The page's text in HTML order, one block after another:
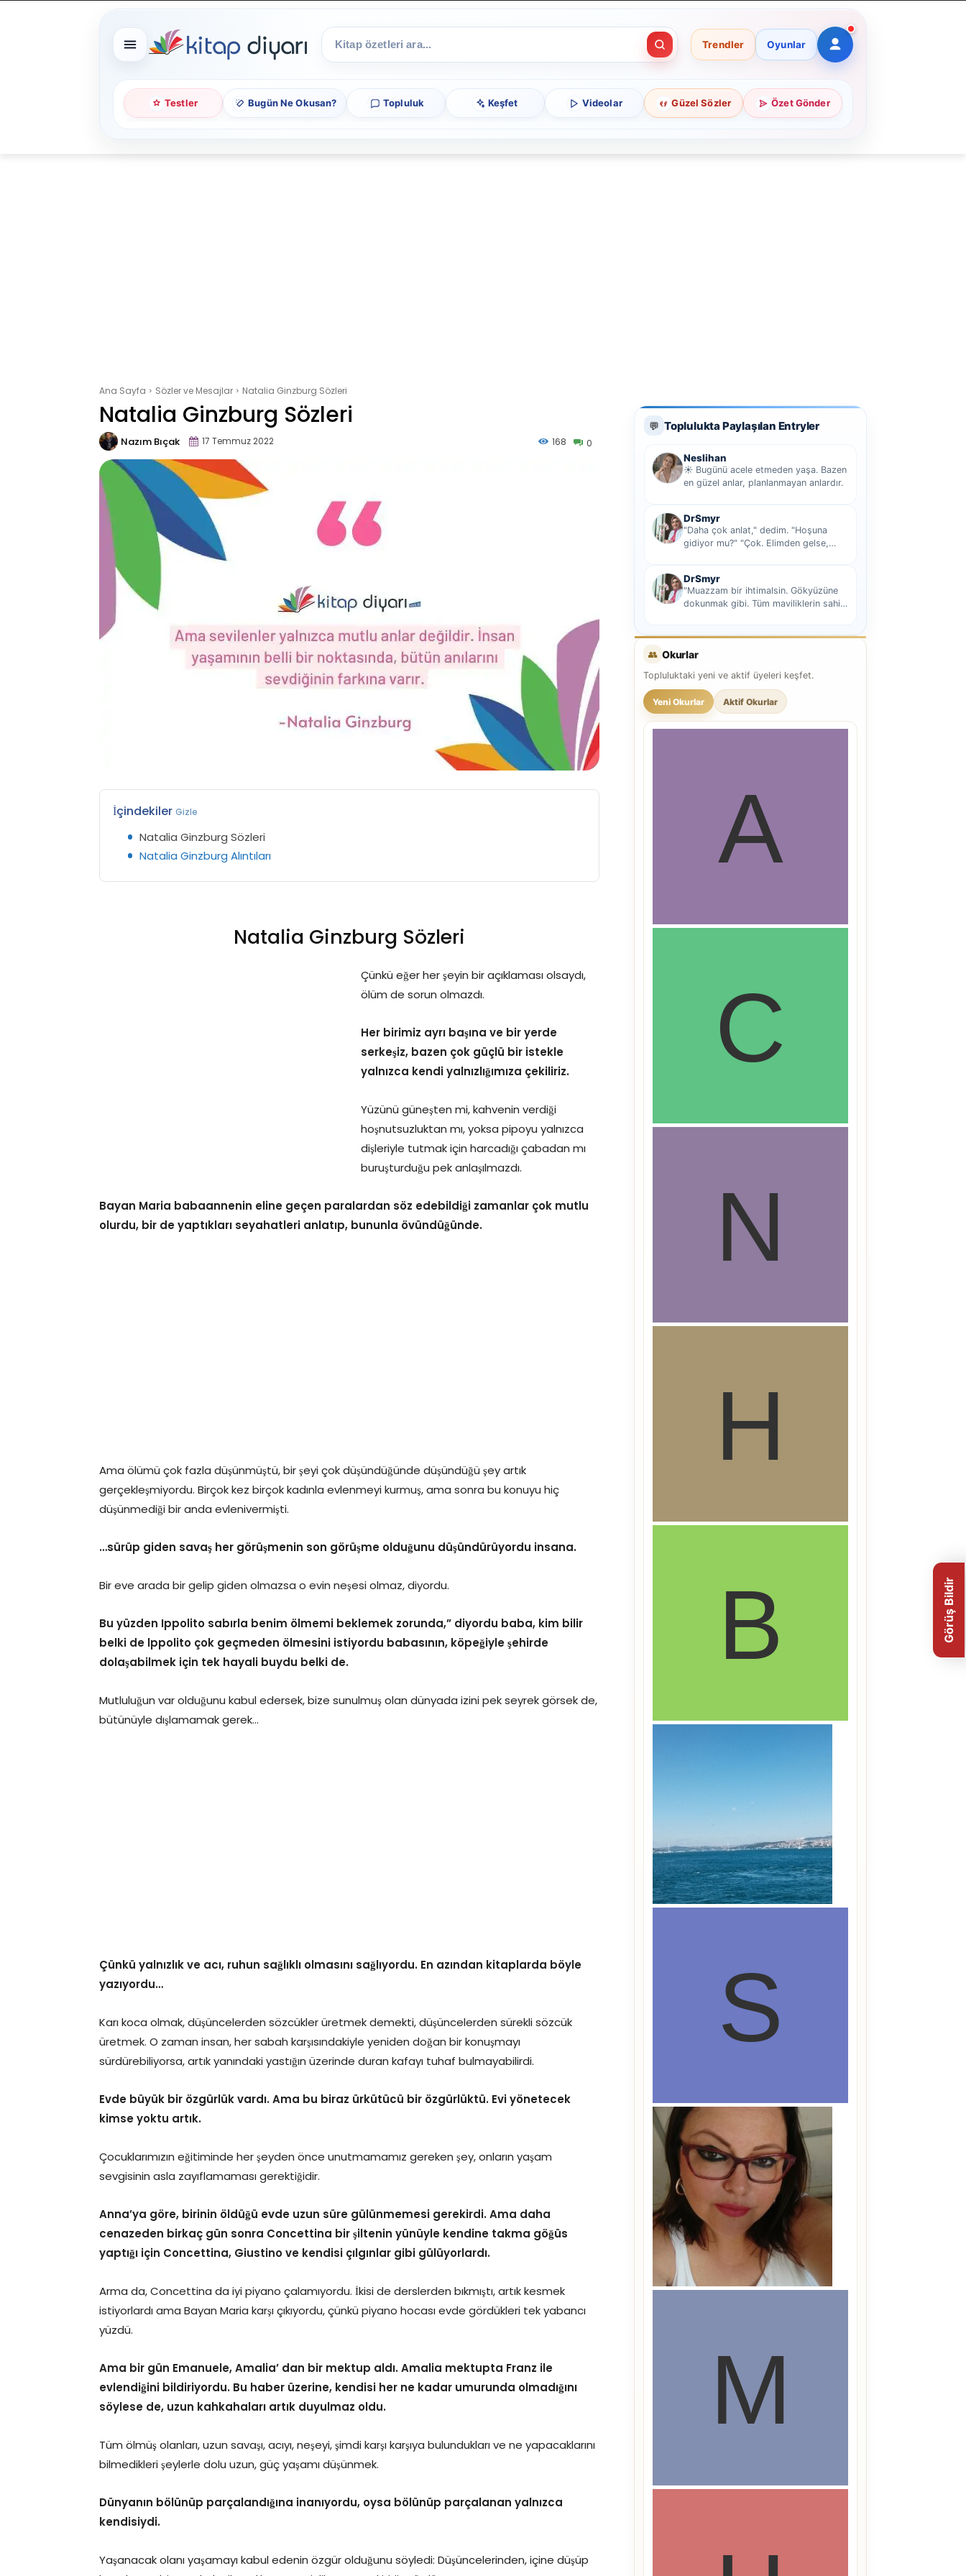
Trendler Oyunlar
Testler Bugün Ne Okusan? Topluluk Keşfet Videolar Güzel Sözler Özet Gönder
Ana Sayfa Sözler ve Mesajlar Natalia Ginzburg Sözleri
Natalia Ginzburg Sözleri
Nazım Bıçak 17 Temmuz 2022 0
168
İçindekiler Gizle
Natalia Ginzburg Sözleri
Natalia Ginzburg Alıntıları
Natalia Ginzburg Sözleri
Çünkü eğer her şeyin bir açıklaması olsaydı,
ölüm de sorun olmazdı.
Her birimiz ayrı başına ve bir yerde
serkeşiz, bazen çok güçlü bir istekle
yalnızca kendi yalnızlığımıza çekiliriz.
Yüzünü güneşten mi, kahvenin verdiği
hoşnutsuzluktan mı, yoksa pipoyu yalnızca
dişleriyle tutmak için harcadığı çabadan mı
buruşturduğu pek anlaşılmazdı.
Bayan Maria babaannenin eline geçen paralardan söz edebildiği zamanlar çok mutlu
olurdu, bir de yaptıkları seyahatleri anlatıp, bununla övündüğünde.
Ama ölümü çok fazla düşünmüştü, bir şeyi çok düşündüğünde düşündüğü şey artık
gerçekleşmiyordu. Birçok kez birçok kadınla evlenmeyi kurmuş, ama sonra bu konuyu hiç
düşünmediği bir anda evlenivermişti.
…sürüp giden savaş her görüşmenin son görüşme olduğunu düşündürüyordu insana.
Bir eve arada bir gelip giden olmazsa o evin neşesi olmaz, diyordu.
Bu yüzden Ippolito sabırla benim ölmemi beklemek zorunda,” diyordu baba, kim bilir
belki de lppolito çok geçmeden ölmesini istiyordu babasının, köpeğiyle şehirde
dolaşabilmek için tek hayali buydu belki de.
Mutluluğun var olduğunu kabul edersek, bize sunulmuş olan dünyada izini pek seyrek görsek de,
bütünüyle dışlamamak gerek…
Çünkü yalnızlık ve acı, ruhun sağlıklı olmasını sağlıyordu. En azından kitaplarda böyle
yazıyordu…
Karı koca olmak, düşüncelerden sözcükler üretmek demekti, düşüncelerden sürekli sözcük
üretmek. O zaman insan, her sabah karşısındakiyle yeniden doğan bir konuşmayı
sürdürebiliyorsa, artık yanındaki yastığın üzerinde duran kafayı tuhaf bulmayabilirdi.
Evde büyük bir özgürlük vardı. Ama bu biraz ürkütücü bir özgürlüktü. Evi yönetecek
kimse yoktu artık.
Çocuklarımızın eğitiminde her şeyden önce unutmamamız gereken şey, onların yaşam
sevgisinin asla zayıflamaması gerektiğidir.
Anna’ya göre, birinin öldüğü evde uzun süre gülünmemesi gerekirdi. Ama daha
cenazeden birkaç gün sonra Concettina bir şiltenin yünüyle kendine takma göğüs
yaptığı için Concettina, Giustino ve kendisi çılgınlar gibi gülüyorlardı.
Arma da, Concettina da iyi piyano çalamıyordu. İkisi de derslerden bıkmıştı, artık kesmek
istiyorlardı ama Bayan Maria karşı çıkıyordu, çünkü piyano hocası evde gördükleri tek yabancı
yüzdü.
Ama bir gün Emanuele, Amalia’ dan bir mektup aldı. Amalia mektupta Franz ile
evlendiğini bildiriyordu. Bu haber üzerine, kendisi her ne kadar umurunda olmadığını
söylese de, uzun kahkahaları artık duyulmaz oldu.
Tüm ölmüş olanları, uzun savaşı, acıyı, neşeyi, şimdi karşı karşıya bulundukları ve ne yapacaklarını
bilmedikleri şeylerle dolu uzun, güç yaşamı düşünmek.
Dünyanın bölünüp parçalandığına inanıyordu, oysa bölünüp parçalanan yalnızca
kendisiydi.
Yaşanacak olanı yaşamayı kabul edenin özgür olduğunu söyledi: Düşüncelerinden, içine düşüp
💬 Toplulukta Paylaşılan Entryler
Neslihan
☀️ Bugünü acele etmeden yaşa. Bazen
en güzel anlar, planlanmayan anlardır.
DrSmyr
"Daha çok anlat," dedim. "Hoşuna
gidiyor mu?" "Çok. Elimden gelse,
DrSmyr
"Muazzam bir ihtimalsin. Gökyüzüne
dokunmak gibi. Tüm maviliklerin sahibi
👥 Okurlar
Topluluktaki yeni ve aktif üyeleri keşfet.
Yeni Okurlar Aktif Okurlar
Görüş Bildir